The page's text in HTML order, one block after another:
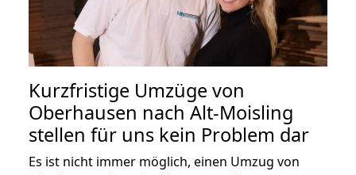
Kurzfristige Umzüge von
Oberhausen nach Alt-Moisling
stellen für uns kein Problem dar
Es ist nicht immer möglich, einen Umzug von